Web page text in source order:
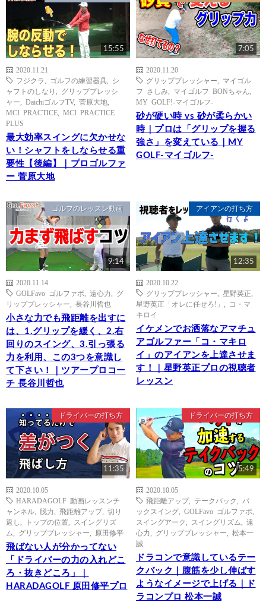
15:55
2020.11.21
フジクラ
ゴルフの練習器具
シ
ャフトのしなり
グリッププレッシ
ャー
DaichiゴルフTV, 菅原大地
MCI PRACTICE
MCI PRACTICE
PLUS
最大効率スイングに欠かせな
い！シャフトをしならせる重
要性【後編】｜プロゴルファ
ー 菅原大地
7:05
2020.11.20
グリッププレッシャー
マイゴル
フ さしみ
マイゴルフ BONちゃん
MY GOLF!-マイゴルフ-
砂が硬い時 vs 砂が柔らかい
時｜プロは「グリップを握る
強さ」を変えている｜MY
GOLF-マイゴルフ-
ゴルフのレッスン動画
9:14
2020.11.14
GOLFavo ゴルファボ
遠心力
グ
リッププレッシャー
長谷川哲也
小さな力でも飛距離を出すに
は、1.グリップを緩く、2.右
回りのスイング、3.引っ張る
力を利用、この3つを意識し
て下さい！｜ツアープロコー
チ 長谷川哲也
アイアンの打ち方
12:35
2020.10.22
グリッププレッシャー
星野英正
星野英正「オレに任せろ!」
コ・マ
キロイ
イケメンでお洒落なアマチュ
アゴルファー「コ・マキロ
イ」のアイアンを上達させま
す！｜星野英正プロの視聴者
レッスン
ドライバーの打ち方
11:35
2020.10.05
HARADAGOLF 動画レッスンチ
ャンネル
脱力 飛距離アップ, 切り
返し
トップの位置
スイングリズ
ム
グリッププレッシャー 原田修平
飛ばない人が分かってない
「ドライバーの力の入れどこ
ろ・抜きどころ」｜
HARADAGOLF 原田修平プロ
ドライバーの打ち方
5:49
2020.10.05
飛距離アップ, テークバック
バ
ックスイング
GOLFavo ゴルファボ
スイングアーク
スイングリズム
遠
心力
グリッププレッシャー
松本一
誠
ドラコンで意識しているテー
クバック｜腹筋を少し伸ばす
ようなイメージで上げる｜ド
ラコンプロ 松本一誠